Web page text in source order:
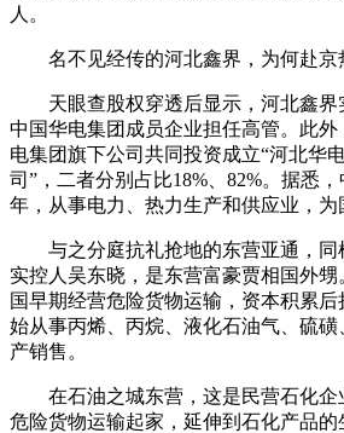
人。
名不见经传的河北鑫界，为何赴京
天眼查股权穿透后显示，河北鑫界
中国华电集团成员企业担任高管。此
电集团旗下公司共同投资成立“河北华
司”，二者分别占比18%、82%。据悉
年，从事电力、热力生产和供应业，为
与之分庭抗礼抢地的东营亚通，同
实控人吴东晓，是东营富豪贾相国外
国早期经营危险货物运输，资本积累
始从事丙烯、丙烷、液化石油气、硫
产销售。
在石油之城东营，这是民营石化企
危险货物运输起家，延伸到石化产品